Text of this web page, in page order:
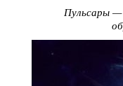
Пульсары —